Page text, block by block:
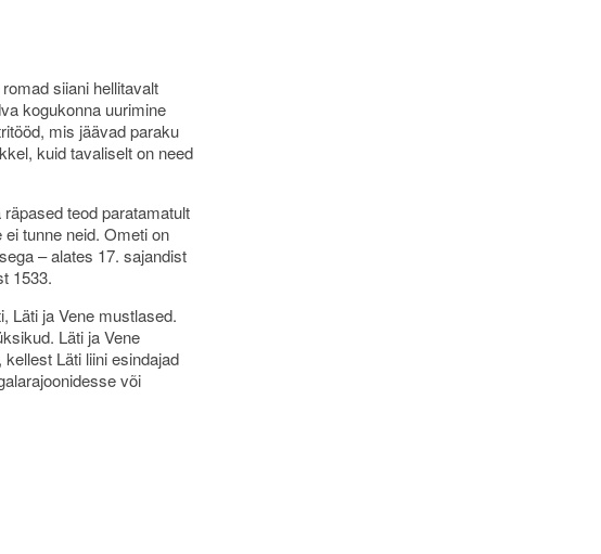
siiani hellitavalt
kogukonna uurimine
mis jäävad paraku
kuid tavaliselt on need
teod paratamatult
tunne neid. Ometi on
– alates 17. sajandist
1533.
Läti ja Vene mustlased.
Läti ja Vene
Läti liini esindajad
või